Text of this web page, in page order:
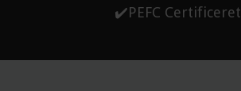
✔️PEFC Certificeret